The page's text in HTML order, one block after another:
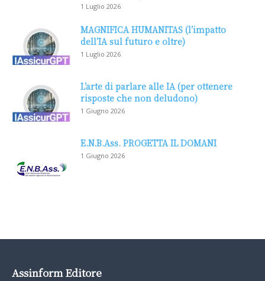
1 Luglio 2026
MAGNIFICA HUMANITAS (l’impatto
dell’IA sul futuro e oltre)
1 Luglio 2026
L’arte di parlare alle IA (per ottenere
risposte che non deludono)
1 Giugno 2026
E.N.B.Ass. PROGETTA IL DOMANI
1 Giugno 2026
Assinform Editore